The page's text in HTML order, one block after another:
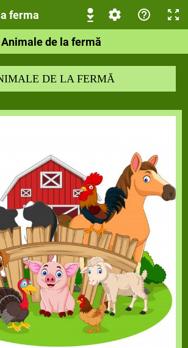
ferma
Animale de la fermă
DE LA FERMĂ